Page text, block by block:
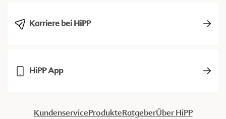
Karriere bei HiPP
HiPP App
KundenserviceProdukteRatgeberÜber HiPP